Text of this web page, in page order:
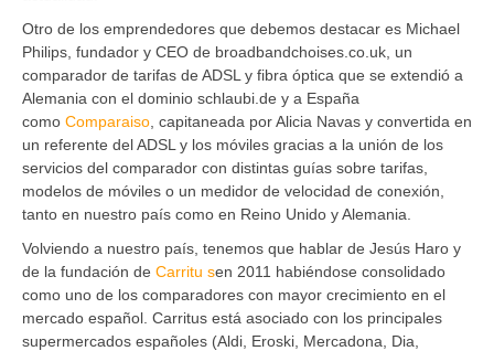
Otro de los emprendedores que debemos destacar es Michael
Philips, fundador y CEO de broadbandchoises.co.uk, un
comparador de tarifas de ADSL y fibra óptica que se extendió a
Alemania con el dominio schlaubi.de y a España
como Comparaiso , capitaneada por Alicia Navas y convertida en
un referente del ADSL y los móviles gracias a la unión de los
servicios del comparador con distintas guías sobre tarifas,
modelos de móviles o un medidor de velocidad de conexión,
tanto en nuestro país como en Reino Unido y Alemania.
Volviendo a nuestro país, tenemos que hablar de Jesús Haro y
de la fundación de Carritu sen 2011 habiéndose consolidado
como uno de los comparadores con mayor crecimiento en el
mercado español. Carritus está asociado con los principales
supermercados españoles (Aldi, Eroski, Mercadona, Dia,